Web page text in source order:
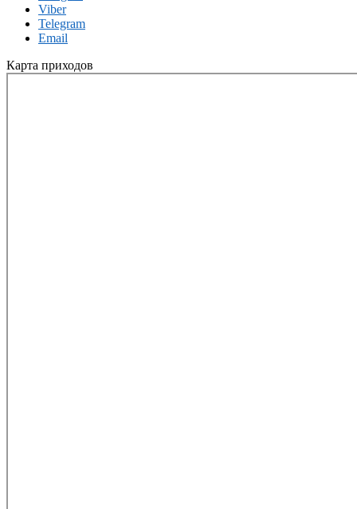
Viber
Telegram
Email
Карта приходов